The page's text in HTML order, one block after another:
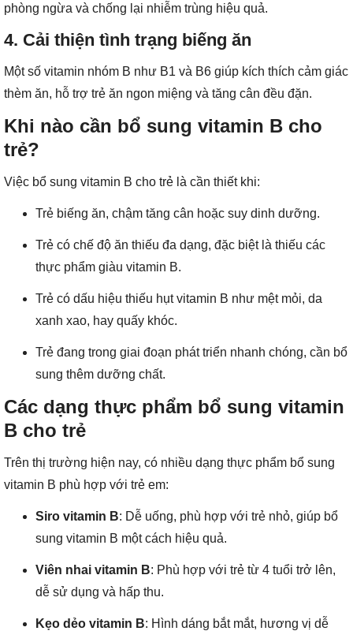
phòng ngừa và chống lại nhiễm trùng hiệu quả.
4. Cải thiện tình trạng biếng ăn
Một số vitamin nhóm B như B1 và B6 giúp kích thích cảm giác
thèm ăn, hỗ trợ trẻ ăn ngon miệng và tăng cân đều đặn.
Khi nào cần bổ sung vitamin B cho
trẻ?
Việc bổ sung vitamin B cho trẻ là cần thiết khi:
Trẻ biếng ăn, chậm tăng cân hoặc suy dinh dưỡng.
Trẻ có chế độ ăn thiếu đa dạng, đặc biệt là thiếu các
thực phẩm giàu vitamin B.
Trẻ có dấu hiệu thiếu hụt vitamin B như mệt mỏi, da
xanh xao, hay quấy khóc.
Trẻ đang trong giai đoạn phát triển nhanh chóng, cần bổ
sung thêm dưỡng chất.
Các dạng thực phẩm bổ sung vitamin
B cho trẻ
Trên thị trường hiện nay, có nhiều dạng thực phẩm bổ sung
vitamin B phù hợp với trẻ em:
Siro vitamin B: Dễ uống, phù hợp với trẻ nhỏ, giúp bổ
sung vitamin B một cách hiệu quả.
Viên nhai vitamin B: Phù hợp với trẻ từ 4 tuổi trở lên,
dễ sử dụng và hấp thu.
Kẹo dẻo vitamin B: Hình dáng bắt mắt, hương vị dễ